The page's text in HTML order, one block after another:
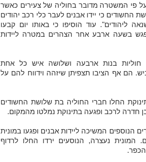
על פי המשטרה מדובר בחוליה של צעירים כאשר
החשודים כי יידו אבנים לעבר כלי רכב יהודים
ליהודים". עוד הוסיפו כי באותו יום קבעו
בשעה ארבע אחר הצהרים במטרה ליידות
חוליות בנות ארבעה ושלושה איש כל אחת
הם אף הציבו תצפיתן שיזהה וידווח להם על
החלו חברי החוליה בת שלושת החשודים
חדרה לרכב ופגעה בתינוקת נמלטו מהמקום.
הנוספים המשיכה ליידות אבנים ופגעו במונית
נעצרה, הנוסעים ירדו החלו לרדוף